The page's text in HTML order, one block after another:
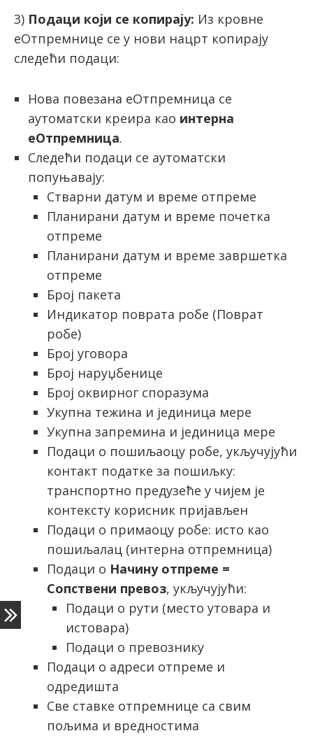
3) Подаци који се копирају: Из кровне
еОтпремнице се у нови нацрт копирају
следећи подаци:
Нова повезана еОтпремница се
аутоматски креира као интерна
еОтпремница.
Следећи подаци се аутоматски
попуњавају:
Стварни датум и време отпреме
Планирани датум и време почетка
отпреме
Планирани датум и време завршетка
отпреме
Број пакета
Индикатор поврата робе (Поврат
робе)
Број уговора
Број наруџбенице
Број оквирног споразума
Укупна тежина и јединица мере
Укупна запремина и јединица мере
Подаци о пошиљаоцу робе, укључујући
контакт податке за пошиљку:
транспортно предузеће у чијем је
контексту корисник пријављен
Подаци о примаоцу робе: исто као
пошиљалац (интерна отпремница)
Подаци о Начину отпреме =
Сопствени превоз, укључујући:
Подаци о рути (место утовара и
истовара)
Подаци о превознику
Подаци о адреси отпреме и
одредишта
Све ставке отпремнице са свим
пољима и вредностима